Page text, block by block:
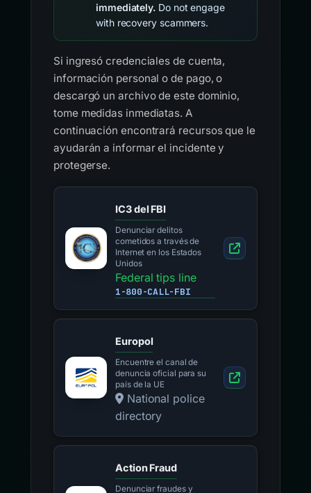
immediately. Do not engage
with recovery scammers.
Si ingresó credenciales de cuenta,
información personal o de pago, o
descargó un archivo de este dominio,
tome medidas inmediatas. A
continuación encontrará recursos que le
ayudarán a informar el incidente y
protegerse.
IC3 del FBI
Denunciar delitos
cometidos a través de
Internet en los Estados
Unidos
Federal tips line
1-800-CALL-FBI
Europol
Encuentre el canal de
denuncia oficial para su
país de la UE
National police
directory
Action Fraud
Denunciar fraudes y